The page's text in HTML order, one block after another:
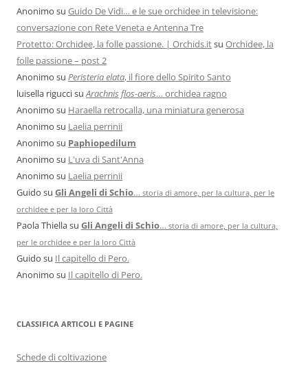
Anonimo su Guido De Vidi… e le sue orchidee in televisione:
conversazione con Rete Veneta e Antenna Tre
Protetto: Orchidee, la folle passione. | Orchids.itsu Orchidee, la
folle passione – post 2
Anonimo su Peristeria elata, il fiore dello Spirito Santo
luisella riguccisu Arachnis flos-aeris… orchidea ragno
Anonimo su Haraella retrocalla, una miniatura generosa
Anonimo su Laelia perrinii
Anonimo su Paphiopedilum
Anonimo su L'uva di Sant'Anna
Anonimo su Laelia perrinii
Guido su Gli Angeli di Schio… storia di amore, per la cultura, per le
orchidee e per la loro Città
Paola Thiellasu Gli Angeli di Schio… storia di amore, per la cultura,
per le orchidee e per la loro Città
Guido su Il capitello di Pero.
Anonimo su Il capitello di Pero.
CLASSIFICA ARTICOLI E PAGINE
Schede di coltivazione